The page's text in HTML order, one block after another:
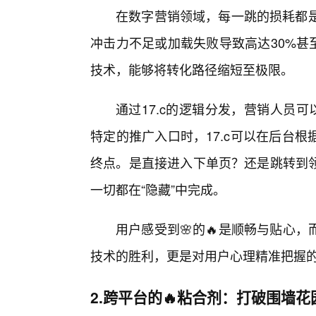
在数字营销领域，每一跳的损耗都
冲击力不足或加载失败导致高达30%
技术，能够将转化路径缩短至极限。
通过17.c的逻辑分发，营销人员可
特定的推广入口时，17.c可以在后台根
终点。是直接进入下单页？还是跳转
一切都在“隐藏”中完成。
用户感受到🌸的🔥是顺畅与贴心
技术的胜利，更是对用户心理精准把握
2.跨平台的🔥粘合剂：打破围墙花